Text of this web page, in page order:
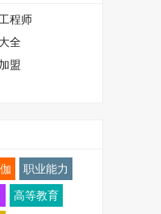
程师
全
盟
职业能力
高等教育